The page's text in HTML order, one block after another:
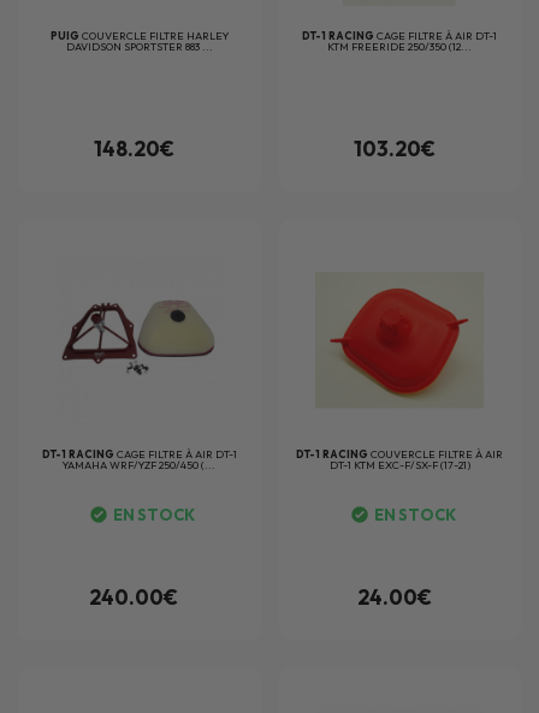
PUIG COUVERCLE FILTRE HARLEY
DAVIDSON SPORTSTER 883 ...
148.20€
DT-1 RACINGCAGE FILTRE À AIR DT-1
KTM FREERIDE 250/350 (12...
103.20€
DT-1 RACING CAGE FILTRE À AIR DT-1
YAMAHA WRF/YZF 250/450 (...
EN STOCK
240.00€
DT-1 RACINGCOUVERCLE FILTRE À AIR
DT-1 KTM EXC-F/SX-F (17-21)
EN STOCK
24.00€